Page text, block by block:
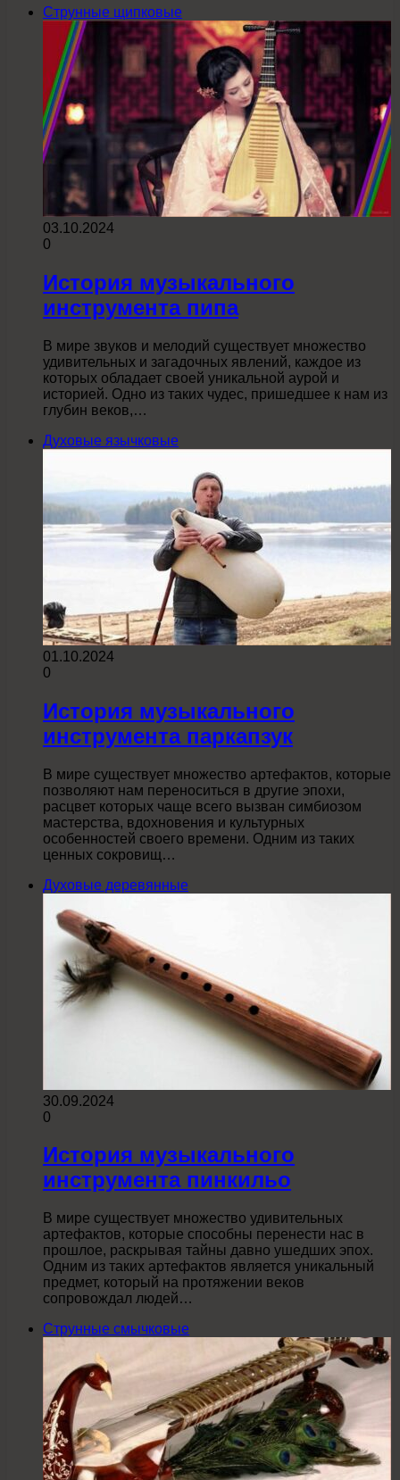
Струнные щипковые
03.10.2024
0
История музыкального
инструмента пипа
В мире звуков и мелодий существует множество
удивительных и загадочных явлений, каждое из
которых обладает своей уникальной аурой и
историей. Одно из таких чудес, пришедшее к нам из
глубин веков,…
Духовые язычковые
01.10.2024
0
История музыкального
инструмента паркапзук
В мире существует множество артефактов, которые
позволяют нам переноситься в другие эпохи,
расцвет которых чаще всего вызван симбиозом
мастерства, вдохновения и культурных
особенностей своего времени. Одним из таких
ценных сокровищ…
Духовые деревянные
30.09.2024
0
История музыкального
инструмента пинкильо
В мире существует множество удивительных
артефактов, которые способны перенести нас в
прошлое, раскрывая тайны давно ушедших эпох.
Одним из таких артефактов является уникальный
предмет, который на протяжении веков
сопровождал людей…
Струнные смычковые